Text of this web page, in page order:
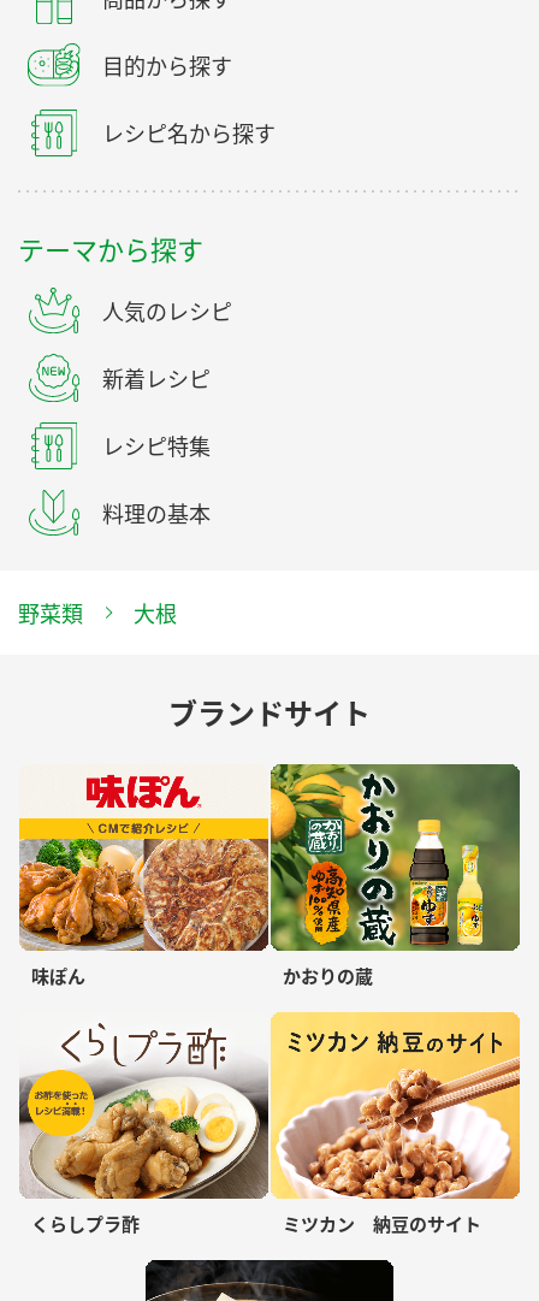
目的から探す
レシピ名から探す
テーマから探す
人気のレシピ
新着レシピ
レシピ特集
料理の基本
野菜類 大根
ブランドサイト
味ぽん かおりの蔵
くらしプラ酢 ミツカン 納豆のサイト